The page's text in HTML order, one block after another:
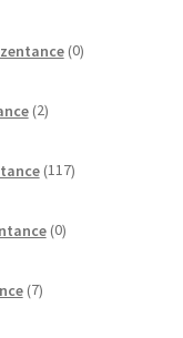
0izdelkov
2izdelka
117izdelkov
0izdelkov
7izdelkov